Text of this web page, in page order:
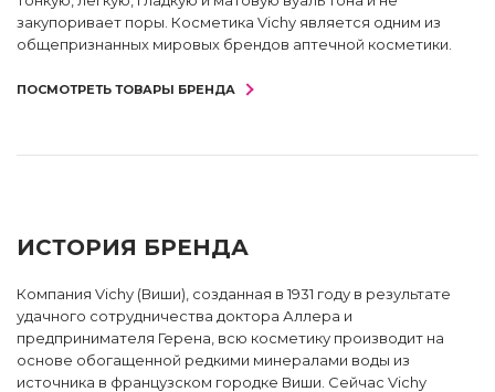
закупоривает поры. Косметика Vichy является одним из
общепризнанных мировых брендов аптечной косметики.
ПОСМОТРЕТЬ ТОВАРЫ БРЕНДА
ИСТОРИЯ БРЕНДА
Компания Vichy (Виши), созданная в 1931 году в результате
удачного сотрудничества доктора Аллера и
предпринимателя Герена, всю косметику производит на
основе обогащенной редкими минералами воды из
источника в французском городке Виши. Сейчас Vichy